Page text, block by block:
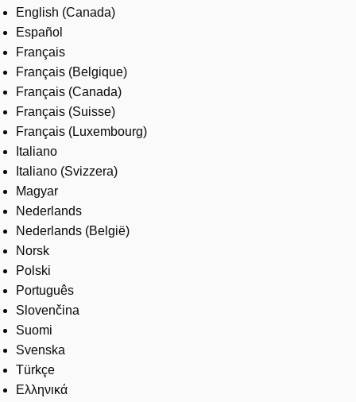
English (Canada)
Español
Français
Français (Belgique)
Français (Canada)
Français (Suisse)
Français (Luxembourg)
Italiano
Italiano (Svizzera)
Magyar
Nederlands
Nederlands (België)
Norsk
Polski
Português
Slovenčina
Suomi
Svenska
Türkçe
Ελληνικά